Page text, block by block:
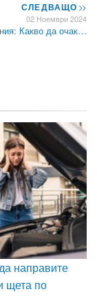
СЛЕДВАЩО>>
02 Ноември 2024
Какво да очак…
направите
щета по